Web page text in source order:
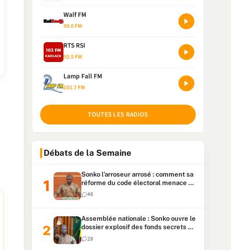
Walf FM
99.0 FM
RTS RSI
92.5 FM
Lamp Fall FM
101.7 FM
TOUTES LES RADIOS
Débats de la Semaine
Sonko l’arroseur arrosé : comment sa
réforme du code électoral menace sa
candidature
48
Assemblée nationale : Sonko ouvre le
dossier explosif des fonds secrets et
du patrimoine présidentiel
28